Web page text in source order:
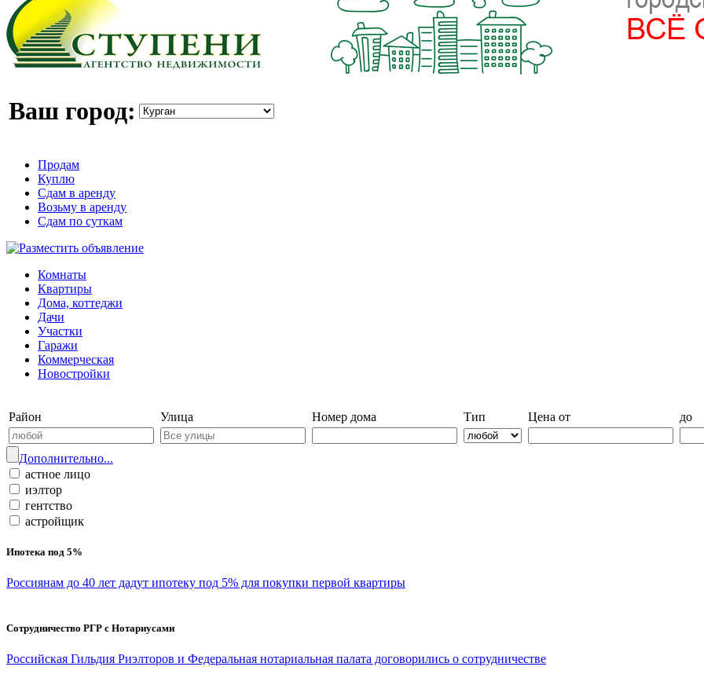
Ваш город:
Продам
Куплю
Сдам в аренду
Возьму в аренду
Сдам по суткам
Комнаты
Квартиры
Дома, коттеджи
Дачи
Участки
Гаражи
Коммерческая
Новостройки
Район
Улица Номер дома Тип Цена от
до
Дополнительно...
астное лицо
иэлтор
гентство
астройщик
Ипотека под 5%
Россиянам до 40 лет дадут ипотеку под 5% для покупки первой квартиры
Сотрудничество РГР с Нотариусами
Российская Гильдия Риэлторов и Федеральная нотариальная палата договорились о сотрудничестве